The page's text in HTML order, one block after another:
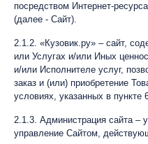
посредством Интернет-
(далее - Сайт).
2.1.2. «Кузовик.ру» – сайт,
или Услугах и/или Иных
и/или Исполнителе услуг,
заказ и (или) приобретение
условиях, указанных в пункте
2.1.3. Администрация сайта –
управление Сайтом,